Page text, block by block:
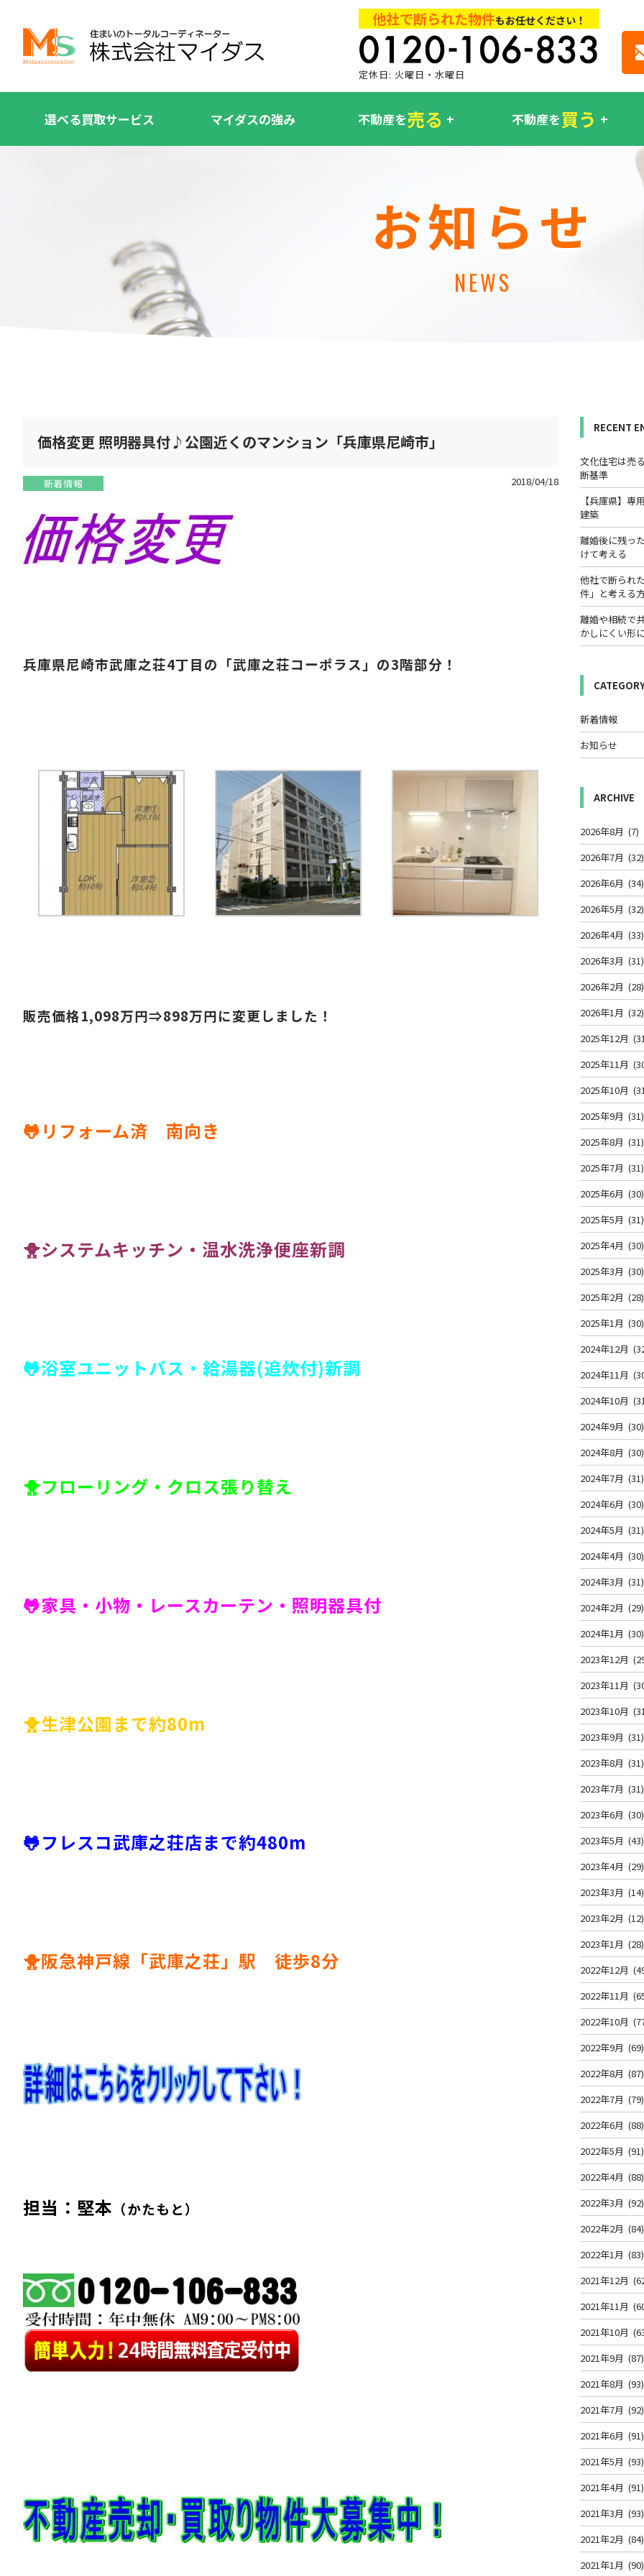
他社で断られた物件もお任せください！
定休日: 火曜日・水曜日
選べる買取サービス マイダスの強み 不動産を売る 不動産を買う
お知らせ
NEWS
価格変更 照明器具付♪公園近くのマンション「兵庫県尼崎市｣
新着情報 2018/04/18
兵庫県尼崎市武庫之荘4丁目の 「武庫之荘コーポラス」の3階部分！
販売価格1,098万円⇒898万円に変更しました！
🐸リフォーム済 南向き
🐥システムキッチン・温水洗浄便座新調
🐸浴室ユニットバス・給湯器(追炊付)新調
🐥フローリング・クロス張り替え
🐸家具・小物・レースカーテン・照明器具付
🐥生津公園まで約80m
🐸フレスコ武庫之荘店まで約480m
🐥阪急神戸線「武庫之荘」駅 徒歩8分
担当：堅本 （かたもと）
RECENT
文化住宅は売
断基準
【兵庫県】
建築
離婚後に残っ
けて考える
他社で断られ
件」と考える
離婚や相続で
かしにくい形
新着情報
お知らせ
ARCHIVE
2026年8月 (7)
2026年7月 (32)
2026年6月 (34)
2026年5月 (32)
2026年4月 (33)
2026年3月 (31)
2026年2月 (28)
2026年1月 (32)
2025年12月
2025年11月
2025年10月
2025年9月 (31)
2025年8月 (31)
2025年7月 (31)
2025年6月 (30)
2025年5月 (31)
2025年4月 (30)
2025年3月 (30)
2025年2月 (28)
2025年1月 (30)
2024年12月
2024年11月
2024年10月
2024年9月 (30)
2024年8月 (30)
2024年7月 (31)
2024年6月 (30)
2024年5月 (31)
2024年4月 (30)
2024年3月 (31)
2024年2月 (29)
2024年1月 (30)
2023年12月
2023年11月
2023年10月
2023年9月 (31)
2023年8月 (31)
2023年7月 (31)
2023年6月 (30)
2023年5月 (43)
2023年4月 (29)
2023年3月 (14)
2023年2月 (12)
2023年1月 (28)
2022年12月
2022年11月
2022年10月
2022年9月 (69)
2022年8月 (87)
2022年7月 (79)
2022年6月 (88)
2022年5月 (91)
2022年4月 (88)
2022年3月 (92)
2022年2月 (84)
2022年1月 (83)
2021年12月
2021年11月
2021年10月
2021年9月 (87)
2021年8月 (93)
2021年7月 (92)
2021年6月 (91)
2021年5月 (93)
2021年4月 (91)
2021年3月 (93)
2021年2月 (84)
2021年1月 (90)